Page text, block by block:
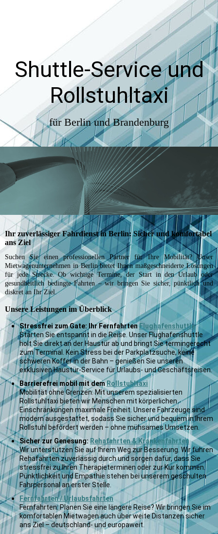
Shuttle-Service und
Rollstuhltaxi
für Berlin und Brandenburg
Ihr zuverlässiger Fahrdienst in Berlin: Sicher und komfortabel
ans Ziel
Suchen Sie einen professionellen Partner für Ihre Mobilität? Unser
Mietwagenunternehmen in Berlin bietet Ihnen maßgeschneiderte Lösungen
für jede Strecke. Ob wichtige Termine, der Start in den Urlaub oder
gesundheitlich bedingte Fahrten – wir bringen Sie sicher, pünktlich und
diskret an Ihr Ziel.
Unsere Leistungen im Überblick
Stressfrei zum Gate: Ihr FernfahrtenFlughafenshuttle
Starten Sie entspannt in die Reise. Unser Flughafenshuttle
holt Sie direkt an der Haustür ab und bringt Sie termingerecht
zum Terminal. Kein Stress bei der Parkplatzsuche, keine
schweren Koffer in der Bahn – genießen Sie unseren
exklusiven Haustür-Service für Urlaubs- und Geschäftsreisen.
Barrierefrei mobil mit demRollstuhltaxi
Mobilität ohne Grenzen: Mit unserem spezialisierten
Rollstuhltaxi bieten wir Menschen mit körperlichen
Einschränkungen maximale Freiheit. Unsere Fahrzeuge sind
modern ausgestattet, sodass Sie sicher und bequem in Ihrem
Rollstuhl befördert werden – ohne mühsames Umsetzen.
Sicher zur Genesung: Rehafahrten & Krankenfahrten
Wir unterstützen Sie auf Ihrem Weg zur Besserung. Wir führen
Rehafahrten zuverlässig durch und sorgen dafür, dass Sie
stressfrei zu Ihren Therapieterminen oder zur Kur kommen.
Pünktlichkeit und Empathie stehen bei unserem geschulten
Fahrpersonal an erster Stelle.
Fernfahrten / Urlaubsfahrten
Fernfahrten: Planen Sie eine längere Reise? Wir bringen Sie im
komfortablen Mietwagen auch über weite Distanzen sicher
ans Ziel – deutschland- und europaweit.